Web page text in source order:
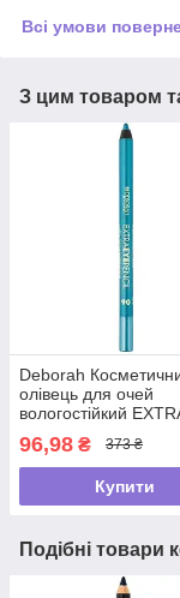
Всі умови
З цим товаром
Deborah
олівець для очей
вологостійкий
96,98 ₴ 373 ₴
Купити
Подібні товари